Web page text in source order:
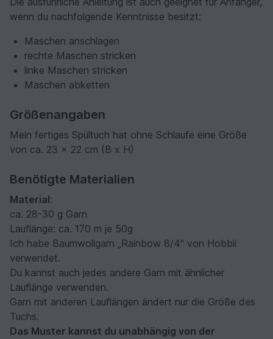
wenn du nachfolgende Kenntnisse besitzt:
Maschen anschlagen
rechte Maschen stricken
linke Maschen stricken
Maschen abketten
Größenangaben
Mein fertiges Spültuch hat ohne Schlaufe eine Größe
von ca. 23 x 22 cm (B x H)
Benötigte Materialien
Material:
ca. 28-30 g Garn
Lauflänge: ca. 170 m je 50g
Ich habe Baumwollgarn „Rainbow 8/4“ von Hobbii
verwendet.
Du kannst auch jedes andere Garn mit ähnlicher
Lauflänge verwenden.
Garn mit anderen Lauflängen ändert nur die Größe des
Tuchs.
Das Muster kannst du unabhängig von der